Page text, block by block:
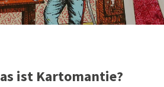
ist Kartomantie?